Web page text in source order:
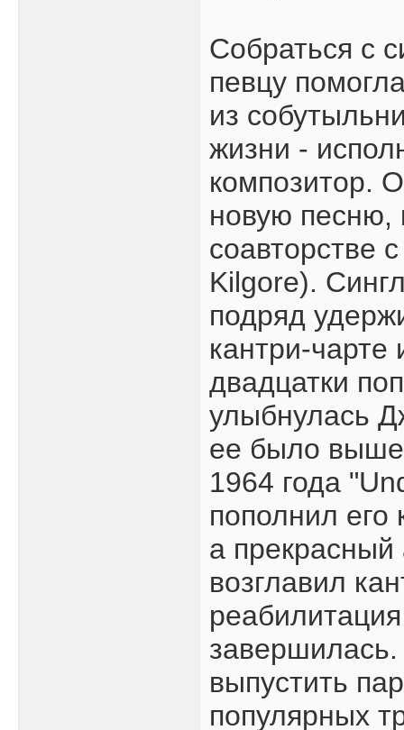
Собраться с
певцу
из
жизни -
композитор.
новую песню,
соавторстве
Kilgore).
подряд
кантри-
двадцатки
улыбнулась
ее было выше
1964 года
пополнил его
а
возглавил
выпустить
популярных